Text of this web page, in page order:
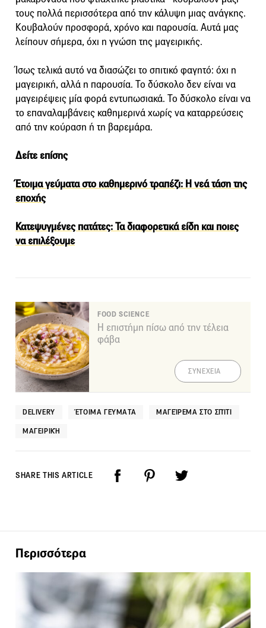
τους πολλά περισσότερα από την κάλυψη μιας ανάγκης.
Κουβαλούν προσφορά, χρόνο και παρουσία. Αυτά μας
λείπουν σήμερα, όχι η γνώση της μαγειρικής.
Ίσως τελικά αυτό να διασώζει το σπιτικό φαγητό: όχι η
μαγειρική, αλλά η παρουσία. Το δύσκολο δεν είναι να
μαγειρέψεις μία φορά εντυπωσιακά. Το δύσκολο είναι να
το επαναλαμβάνεις καθημερινά χωρίς να καταρρεύσεις
από την κούραση ή τη βαρεμάρα.
Δείτε επίσης
Έτοιμα γεύματα στο καθημερινό τραπέζι: Η νεά τάση της
εποχής
Κατεψυγμένες πατάτες: Τα διαφορετικά είδη και ποιες
να επιλέξουμε
FOOD SCIENCE
Η επιστήμη πίσω από την τέλεια
φάβα
ΣΥΝΕΧΕΙΑ
DELIVERY ΈΤΟΙΜΑ ΓΕΎΜΑΤΑ ΜΑΓΕΊΡΕΜΑ ΣΤΟ ΣΠΊΤΙ
ΜΑΓΕΙΡΙΚΉ
SHARE THIS ARTICLE
Περισσότερα